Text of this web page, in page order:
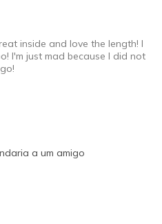
inside and love the length! I
I'm just mad because I did not
a um amigo